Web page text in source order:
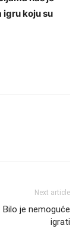
igru koju su
Next article
Bilo je nemoguće
igrati